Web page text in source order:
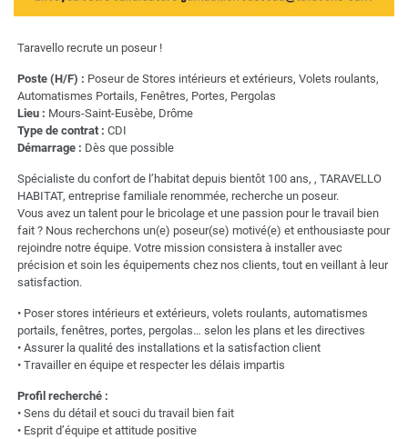
Taravello recrute un poseur !
Poste (H/F) : Poseur de Stores intérieurs et extérieurs, Volets roulants,
Automatismes Portails, Fenêtres, Portes, Pergolas
Lieu : Mours-Saint-Eusèbe, Drôme
Type de contrat : CDI
Démarrage : Dès que possible
Spécialiste du confort de l’habitat depuis bientôt 100 ans, , TARAVELLO
HABITAT, entreprise familiale renommée, recherche un poseur.
Vous avez un talent pour le bricolage et une passion pour le travail bien
fait ? Nous recherchons un(e) poseur(se) motivé(e) et enthousiaste pour
rejoindre notre équipe. Votre mission consistera à installer avec
précision et soin les équipements chez nos clients, tout en veillant à leur
satisfaction.
• Poser stores intérieurs et extérieurs, volets roulants, automatismes
portails, fenêtres, portes, pergolas… selon les plans et les directives
• Assurer la qualité des installations et la satisfaction client
• Travailler en équipe et respecter les délais impartis
Profil recherché :
• Sens du détail et souci du travail bien fait
• Esprit d’équipe et attitude positive